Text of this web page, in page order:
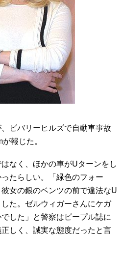
ビバリーヒルズで自動車事故
報じた。
なく、ほかの車がUターンをし
たらしい。「緑色のフォー
女の銀のベンツの前で違法なU
た。ゼルウィガーさんにケガ
した」と警察はピープル誌に
しく、誠実な態度だったと言